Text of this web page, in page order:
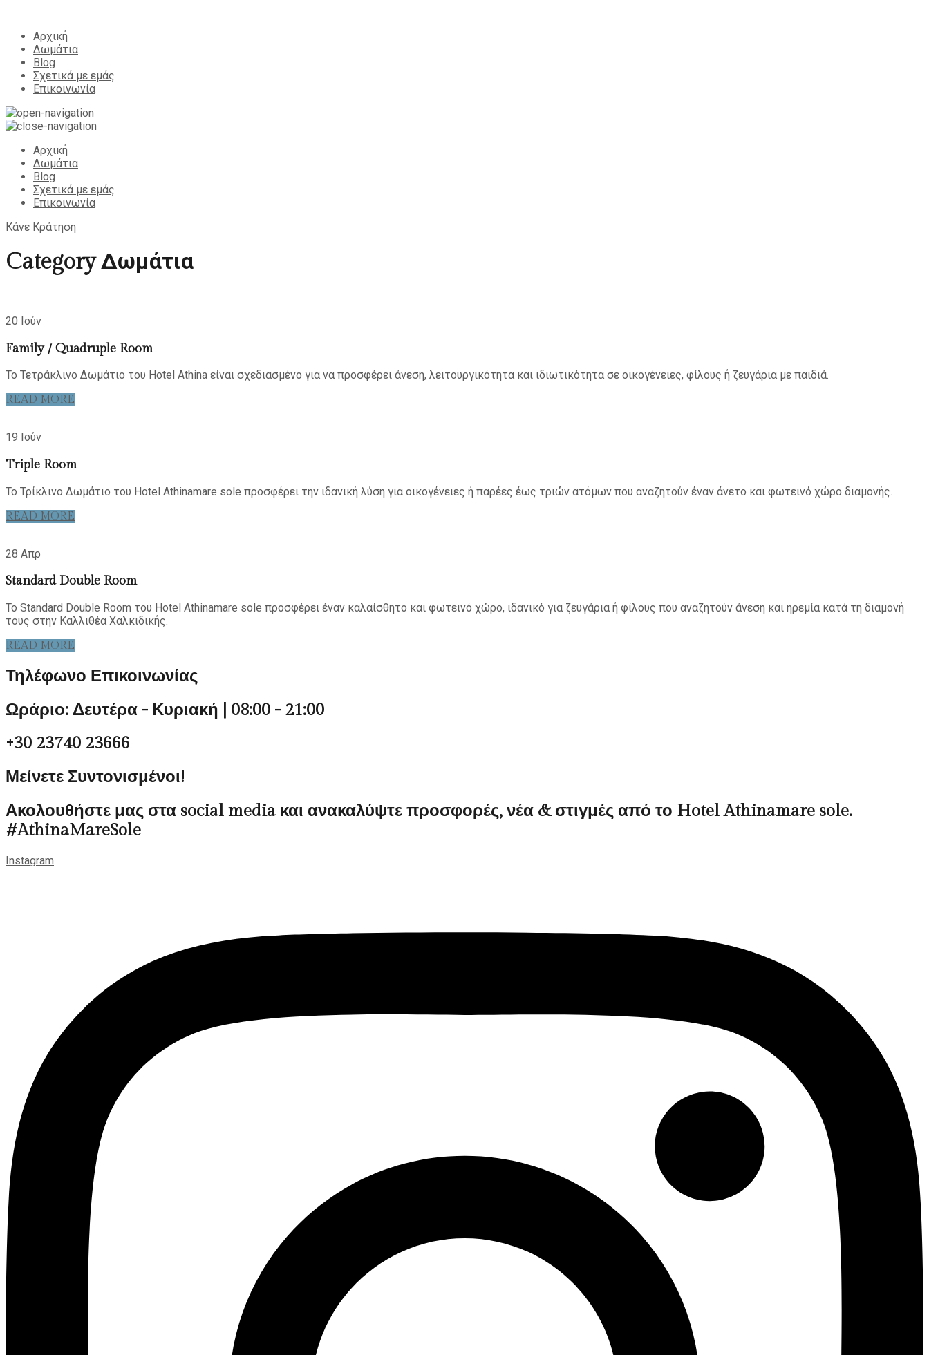
Αρχική
Δωμάτια
Blog
Σχετικά με εμάς
Επικοινωνία
Αρχική
Δωμάτια
Blog
Σχετικά με εμάς
Επικοινωνία
Κάνε Κράτηση
Category Δωμάτια
20 Ιούν
Family / Quadruple Room
Το Τετράκλινο Δωμάτιο του Hotel Athina είναι σχεδιασμένο για να προσφέρει άνεση, λειτουργικότητα και ιδιωτικότητα σε οικογένειες, φίλους ή ζευγάρια με παιδιά.
READ MORE
19 Ιούν
Triple Room
Το Τρίκλινο Δωμάτιο του Hotel Athinamare sole προσφέρει την ιδανική λύση για οικογένειες ή παρέες έως τριών ατόμων που αναζητούν έναν άνετο και φωτεινό χώρο διαμονής.
READ MORE
28 Απρ
Standard Double Room
Το Standard Double Room του Hotel Athinamare sole προσφέρει έναν καλαίσθητο και φωτεινό χώρο, ιδανικό για ζευγάρια ή φίλους που αναζητούν άνεση και ηρεμία κατά τη διαμονή
τους στην Καλλιθέα Χαλκιδικής.
READ MORE
Τηλέφωνο Επικοινωνίας
Ωράριο: Δευτέρα - Κυριακή | 08:00 - 21:00
+30 23740 23666
Μείνετε Συντονισμένοι!
Ακολουθήστε μας στα social media και ανακαλύψτε προσφορές, νέα & στιγμές από το Hotel Athinamare sole.
#AthinaMareSole
Instagram